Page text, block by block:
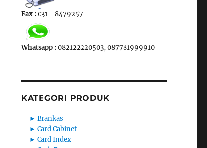
Fax :031 - 8479257
Whatsapp :082122220503, 087781999910
KATEGORI PRODUK
► Brankas
► Card Cabinet
► Card Index